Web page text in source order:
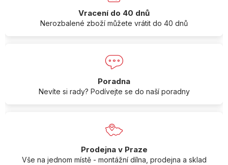
Vracení do 40 dnů
Nerozbalené zboží můžete vrátit do 40 dnů
Poradna
Nevíte si rady? Podívejte se do naší poradny
Prodejna v Praze
Vše na jednom místě - montážní dílna, prodejna a sklad